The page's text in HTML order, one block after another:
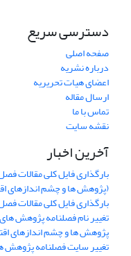
دسترسی سریع
صفحه اصلی
درباره نشریه
اعضای هیات تحریریه
ارسال مقاله
تماس با ما
نقشه سایت
آخرین اخبار
(پژوهش ها و چشم اندازهای
بارگذاری فایل کلی مقالات فصل
تغییر نام فصلنامه پژوهش
پژوهش ها و چشم اندازهای
تغییر سایت فصلنامه پژوهش